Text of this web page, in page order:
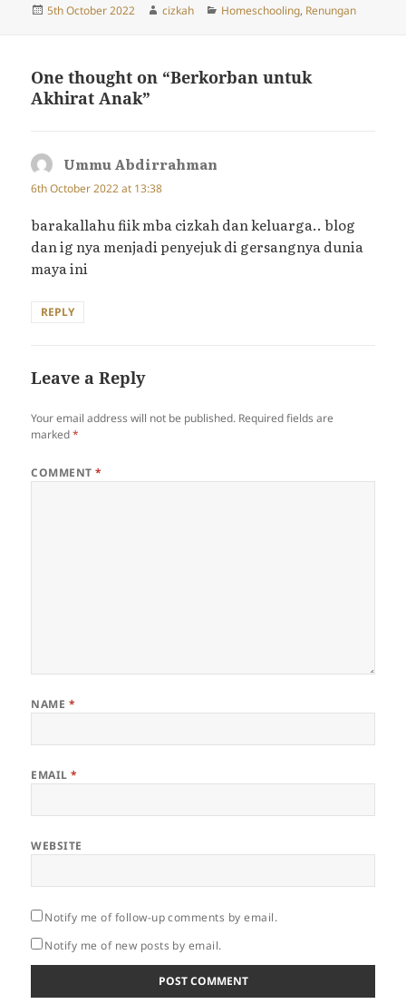
Posted
5th October 2022 Author
cizkah Categories
Homeschooling, Renungan
One thought on “Berkorban untuk
Akhirat Anak”
Ummu Abdirrahman
6th October 2022 at 13:38
barakallahu fiik mba cizkah dan keluarga.. blog
dan ig nya menjadi penyejuk di gersangnya dunia
maya ini
REPLY
Leave a Reply
Your email address will not be published. Required fields are
marked*
COMMENT*
NAME *
EMAIL*
WEBSITE
Notify me of follow-up comments by email.
Notify me of new posts by email.